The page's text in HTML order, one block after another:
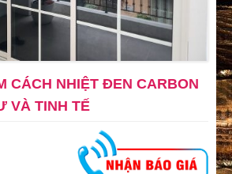
CÁCH NHIỆT ĐEN CARBON
VÀ TINH TẾ